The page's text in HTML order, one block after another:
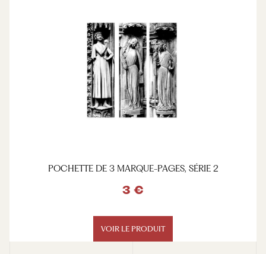
POCHETTE DE 3 MARQUE-PAGES, SÉRIE 2
3 €
VOIR LE PRODUIT